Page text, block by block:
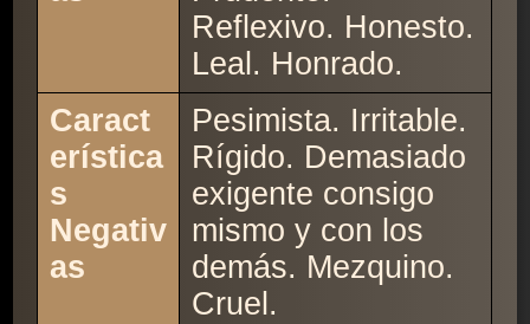
Reflexivo. Honesto.
Leal. Honrado.
Caract
erística
s
Negativ
as
Pesimista. Irritable.
Rígido. Demasiado
exigente consigo
mismo y con los
demás. Mezquino.
Cruel.